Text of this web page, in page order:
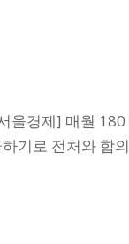
울경제] 매월 180
기로 전처와 합의